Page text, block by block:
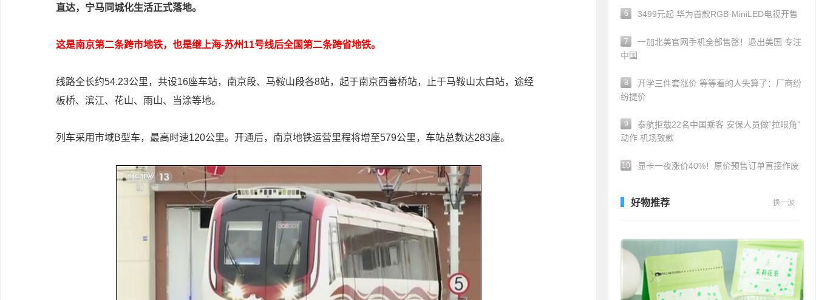
直达，宁马同城化生活正式落地。
这是南京第二条跨市地铁，也是继上海-苏州11号线后全国第二条跨省地铁。
线路全长约54.23公里，共设16座车站，南京段、马鞍山段各8站，起于南京西善桥站，止于马鞍山太白站，途经
板桥、滨江、花山、雨山、当涂等地。
列车采用市域B型车，最高时速120公里。开通后，南京地铁运营里程将增至579公里，车站总数达283座。
6 3499元起 华为首款RGB-MiniLED电视开售
7
一加北美官网手机全部售罄！退出美国 专注
中国
8
开学三件套涨价 等等看的人失算了：厂商纷
纷提价
9
泰航拒载22名中国乘客 安保人员做“拉眼角”
动作 机场致歉
10 显卡一夜涨价40%！原价预售订单直接作废
好物推荐 换一波